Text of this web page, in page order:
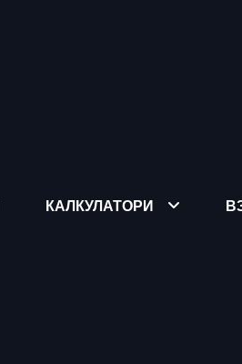
КАЛКУЛАТОРИ